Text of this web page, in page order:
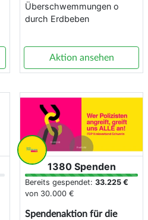
Überschwemmungen o
durch Erdbeben
Aktion ansehen
1380 Spenden
Bereits gespendet: 33.225 €
von 30.000 €
Spendenaktion für die